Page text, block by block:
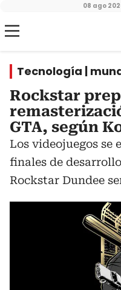
08 ago
Tecnología |
Rockstar
GTA, según
Los videojuegos se
finales de
Rockstar Dundee